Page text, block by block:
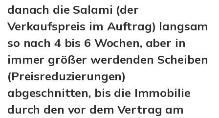
danach die Salami (der
Verkaufspreis im Auftrag) langsam
so nach 4 bis 6 Wochen, aber in
immer größer werdenden Scheiben
(Preisreduzierungen)
abgeschnitten, bis die Immobilie
durch den vor dem Vertrag am